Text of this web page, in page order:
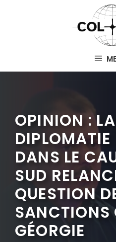
OPINION : LA
DIPLOMATIE
DANS LE
SUD
QUESTION
SANCTIONS
GÉORGIE